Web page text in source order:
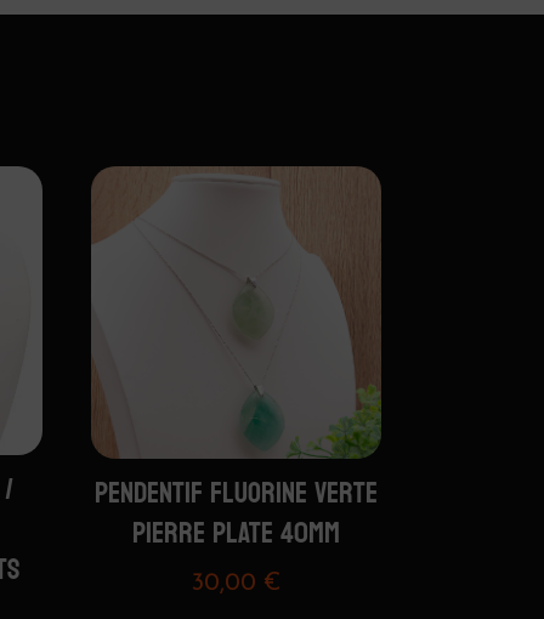
/ PENDENTIF FLUORINE VERTE
PIERRE PLATE 40MM
30,00 €